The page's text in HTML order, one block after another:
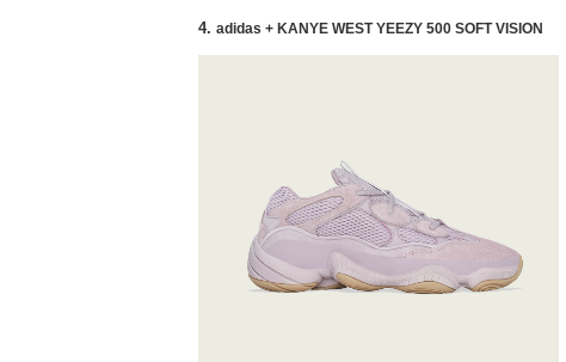
4. adidas + KANYE WEST YEEZY 500 SOFT VISION